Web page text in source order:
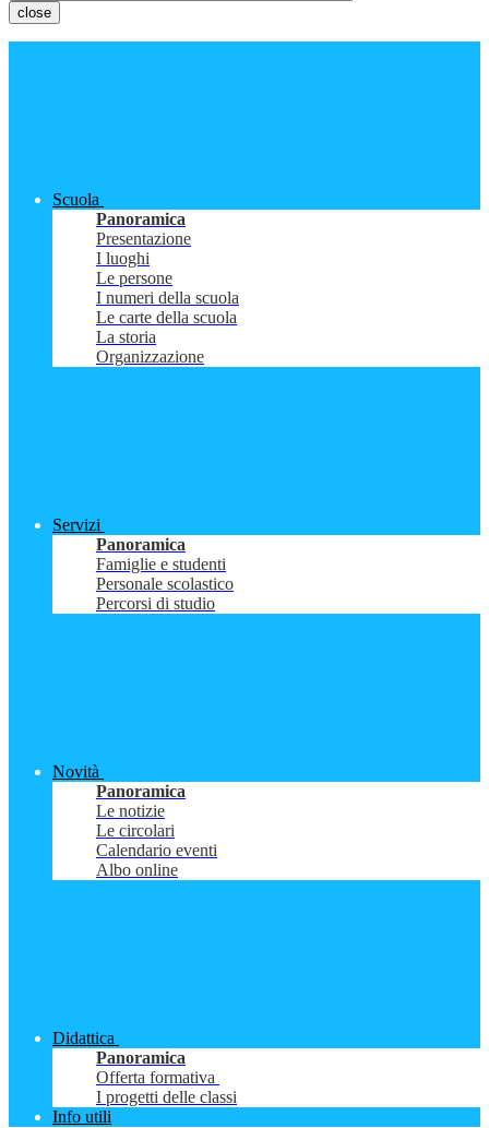
close
Scuola
Panoramica
Presentazione
I luoghi
Le persone
I numeri della scuola
Le carte della scuola
La storia
Organizzazione
Servizi
Panoramica
Famiglie e studenti
Personale scolastico
Percorsi di studio
Novità
Panoramica
Le notizie
Le circolari
Calendario eventi
Albo online
Didattica
Panoramica
Offerta formativa
I progetti delle classi
Info utili